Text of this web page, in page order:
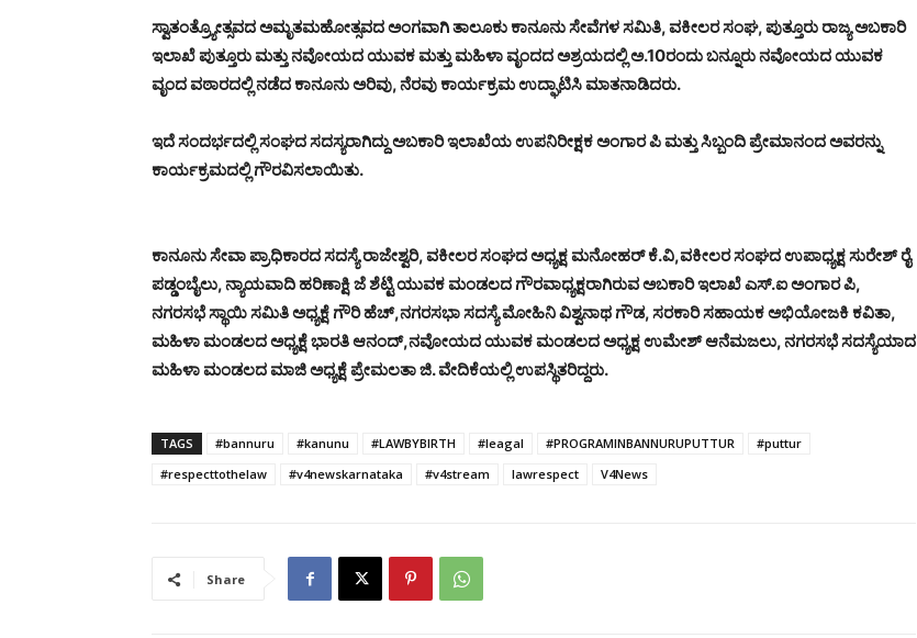
ಸ್ವಾತಂತ್ರ್ಯೋತ್ಸವದ ಅಮೃತಮಹೋತ್ಸವದ ಅಂಗವಾಗಿ ತಾಲೂಕು ಕಾನೂನು ಸೇವೆಗಳ ಸಮಿತಿ, ವಕೀಲರ ಸಂಘ, ಪುತ್ತೂರು ರಾಜ್ಯ ಅಬಕಾರಿ
ಇಲಾಖೆ ಪುತ್ತೂರು ಮತ್ತು ನವೋಯದ ಯುವಕ ಮತ್ತು ಮಹಿಳಾ ವೃಂದದ ಅಶ್ರಯದಲ್ಲಿ ಅ.10ರಂದು ಬನ್ನೂರು ನವೋಯದ ಯುವಕ
ವೃಂದ ವಠಾರದಲ್ಲಿ ನಡೆದ ಕಾನೂನು ಅರಿವು, ನೆರವು ಕಾರ್ಯಕ್ರಮ ಉದ್ಘಾಟಿಸಿ ಮಾತನಾಡಿದರು.
ಇದೆ ಸಂದರ್ಭದಲ್ಲಿ ಸಂಘದ ಸದಸ್ಯರಾಗಿದ್ದು ಅಬಕಾರಿ ಇಲಾಖೆಯ ಉಪನಿರೀಕ್ಷಕ ಅಂಗಾರ ಪಿ ಮತ್ತು ಸಿಬ್ಬಂದಿ ಪ್ರೇಮಾನಂದ ಅವರನ್ನು
ಕಾರ್ಯಕ್ರಮದಲ್ಲಿ ಗೌರವಿಸಲಾಯಿತು.
ಕಾನೂನು ಸೇವಾ ಪ್ರಾಧಿಕಾರದ ಸದಸ್ಯೆ ರಾಜೇಶ್ವರಿ, ವಕೀಲರ ಸಂಘದ ಅಧ್ಯಕ್ಷ ಮನೋಹರ್ ಕೆ.ವಿ,ವಕೀಲರ ಸಂಘದ ಉಪಾಧ್ಯಕ್ಷ ಸುರೇಶ್ ರೈ
ಪಡ್ಡಂಬೈಲು, ನ್ಯಾಯವಾದಿ ಹರಿಣಾಕ್ಷಿ ಜೆ ಶೆಟ್ಟಿ ಯುವಕ ಮಂಡಲದ ಗೌರವಾಧ್ಯಕ್ಷರಾಗಿರುವ ಅಬಕಾರಿ ಇಲಾಖೆ ಎಸ್.ಐ ಅಂಗಾರ ಪಿ,
ನಗರಸಭೆ ಸ್ಥಾಯಿ ಸಮಿತಿ ಅಧ್ಯಕ್ಷೆ ಗೌರಿ ಹೆಚ್,ನಗರಸಭಾ ಸದಸ್ಯೆ ಮೋಹಿನಿ ವಿಶ್ವನಾಥ ಗೌಡ, ಸರಕಾರಿ ಸಹಾಯಕ ಅಭಿಯೋಜಕಿ ಕವಿತಾ,
ಮಹಿಳಾ ಮಂಡಲದ ಅಧ್ಯಕ್ಷೆ ಭಾರತಿ ಆನಂದ್,ನವೋಯದ ಯುವಕ ಮಂಡಲದ ಅಧ್ಯಕ್ಷ ಉಮೇಶ್ ಆನೆಮಜಲು, ನಗರಸಭೆ ಸದಸ್ಯೆಯಾದ
ಮಹಿಳಾ ಮಂಡಲದ ಮಾಜಿ ಅಧ್ಯಕ್ಷೆ ಪ್ರೇಮಲತಾ ಜಿ. ವೇದಿಕೆಯಲ್ಲಿ ಉಪಸ್ಥಿತರಿದ್ದರು.
TAGS #bannuru #kanunu #LAWBYBIRTH #leagal #PROGRAMINBANNURUPUTTUR
#puttur
#respecttothelaw
#v4newskarnataka #v4stream lawrespect V4News
Share